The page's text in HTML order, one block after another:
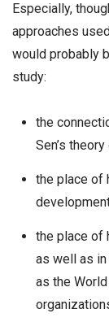
Especially,
approaches
would probably
study:
the
Sen’s
the place of
the place of
as well as
as the